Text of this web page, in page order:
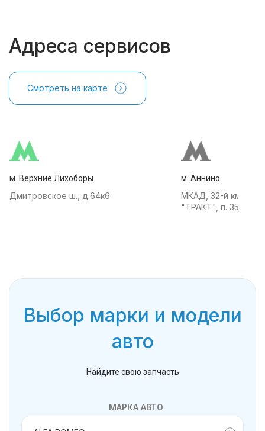
Адреса сервисов
Смотреть на карте
м. Верхние Лихоборы
Дмитровское ш., д.64к6
м. Аннино
МКАД, 32-й км, АТК
"ТРАКТ", п. 35
Выбор марки и модели
авто
Найдите свою запчасть
МАРКА АВТО